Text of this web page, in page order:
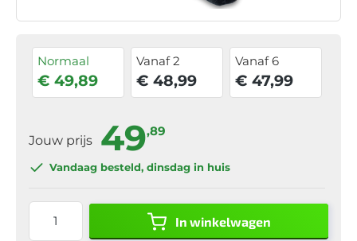
Normaal
€ 49,89
Vanaf 2
€ 48,99
Vanaf 6
€ 47,99
Jouw prijs 49,89
Vandaag besteld, dinsdag in huis
In winkelwagen